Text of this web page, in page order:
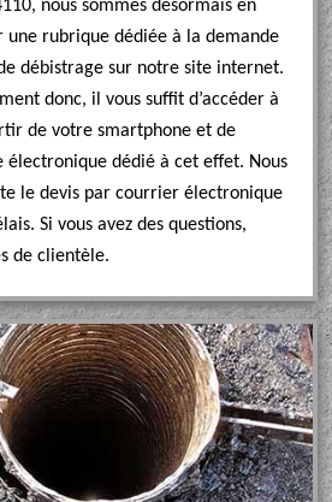
nous sommes désormais en
une rubrique dédiée à la demande
débistrage sur notre site internet.
donc, il vous suffit d’accéder à
de votre smartphone et de
dédié à cet effet. Nous
le devis par courrier électronique
Si vous avez des questions,
de clientèle.